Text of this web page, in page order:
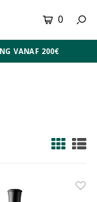
0
VANAF 200€